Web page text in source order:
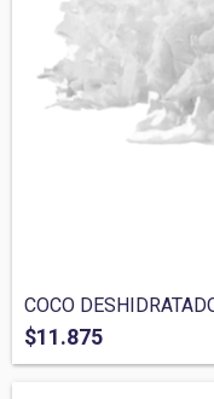
COCO
$11.875